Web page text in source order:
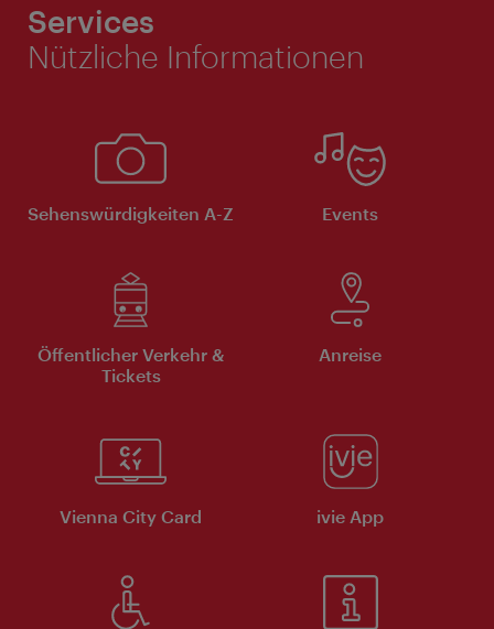
Services
Nützliche Informationen
Sehenswürdigkeiten A-Z Events
Öffentlicher Verkehr &
Tickets
Anreise
Vienna City Card ivie App